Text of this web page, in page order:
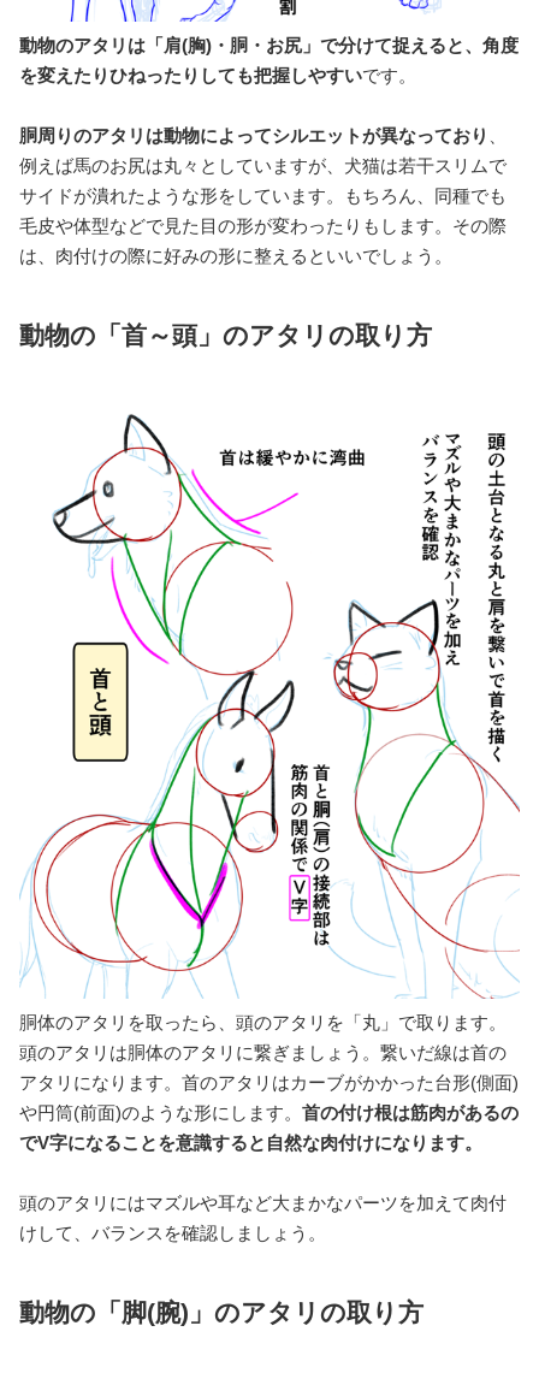
動物のアタリは「肩(胸)・胴・お尻」で分けて捉えると、角度
を変えたりひねったりしても把握しやすいです。
胴周りのアタリは動物によってシルエットが異なっており
例えば馬のお尻は丸々としていますが、犬猫は若干スリムで
サイドが潰れたような形をしています。もちろん、同種でも
毛皮や体型などで見た目の形が変わったりもします。その際
は、肉付けの際に好みの形に整えるといいでしょう。
動物の「首～頭」のアタリの取り方
胴体のアタリを取ったら、頭のアタリを「丸」で取ります。
頭のアタリは胴体のアタリに繋ぎましょう。繋いだ線は首の
アタリになります。首のアタリはカーブがかかった台形(側面)
や円筒(前面)のような形にします。 首の付け根は筋肉があるの
でV字になることを意識すると自然な肉付けになります。
頭のアタリにはマズルや耳など大まかなパーツを加えて肉付
けして、バランスを確認しましょう。
動物の「脚(腕)」のアタリの取り方